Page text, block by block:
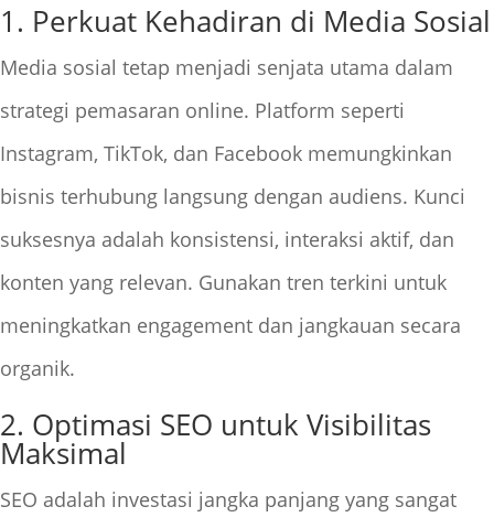
1. Perkuat Kehadiran di Media Sosial
Media sosial tetap menjadi senjata utama dalam
strategi pemasaran online. Platform seperti
Instagram, TikTok, dan Facebook memungkinkan
bisnis terhubung langsung dengan audiens. Kunci
suksesnya adalah konsistensi, interaksi aktif, dan
konten yang relevan. Gunakan tren terkini untuk
meningkatkan engagement dan jangkauan secara
organik.
2. Optimasi SEO untuk Visibilitas
Maksimal
SEO adalah investasi jangka panjang yang sangat